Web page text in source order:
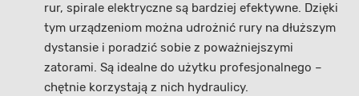
rur, spirale elektryczne są bardziej efektywne. Dzięki
tym urządzeniom można udrożnić rury na dłuższym
dystansie i poradzić sobie z poważniejszymi
zatorami. Są idealne do użytku profesjonalnego –
chętnie korzystają z nich hydraulicy.